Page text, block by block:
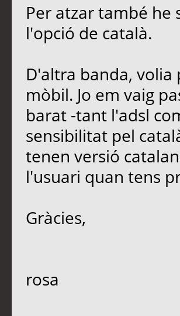
Per atzar també he
l'opció de català.
D'altra banda,
mòbil. Jo em vaig
barat -tant l'adsl
sensibilitat pel
tenen versió
l'usuari quan tens
Gràcies,
rosa